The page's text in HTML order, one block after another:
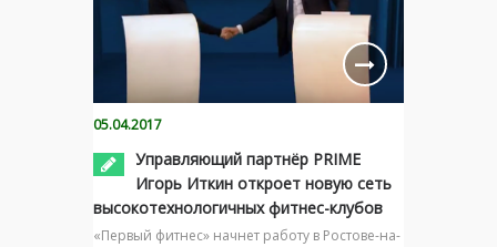
05.04.2017
Управляющий партнёр PRIME
Игорь Иткин откроет новую сеть
высокотехнологичных фитнес-клубов
«Первый фитнес» начнет работу в Ростове-на-